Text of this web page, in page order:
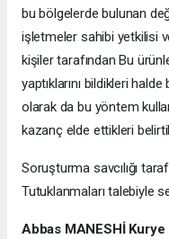
bu bölgelerde bulunan
işletmeler sahibi yetkilisi
kişiler tarafından Bu
yaptıklarını bildikleri
olarak da bu yöntem
kazanç elde ettikleri
Soruşturma savcılığı
Tutuklanmaları talebiyle
Abbas MANESHİ Kurye